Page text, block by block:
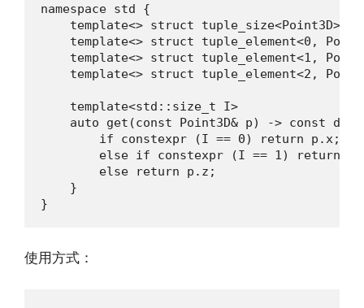
namespace std {
template<> struct tuple_size<Point3D>
template<> struct tuple_element<0,
template<> struct tuple_element<1,
template<> struct tuple_element<2,
    template<std::size_t I>
auto get(const Point3D& p) -> const
        if constexpr (I == 0) return p.x;
else if constexpr (I == 1) return
        else return p.z;
    }
}
使用方式：